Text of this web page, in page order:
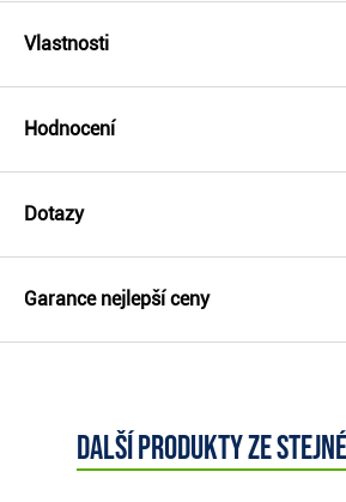
Vlastnosti
Hodnocení
Dotazy
Garance nejlepší ceny
Další produkty ze